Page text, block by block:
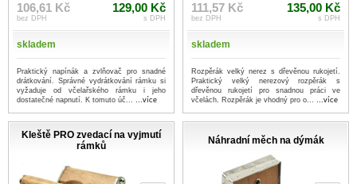
106,61 Kč
bez DPH
129,00 Kč
s DPH
skladem
Praktický napínák a zvlňovač pro snadné
drátkování. Správné vydrátkování rámku si
vyžaduje od včelařského rámku i jeho
dostatečné napnutí. K tomuto úč... ...více
111,57 Kč
bez DPH
135,00 Kč
s DPH
skladem
Rozpěrák velký nerez s dřevěnou rukojetí.
Praktický velký nerezový rozpěrák s
dřevěnou rukojetí pro snadnou práci ve
včelách. Rozpěrák je vhodný pro o... ...více
Kleště PRO zvedací na vyjmutí
rámků
Náhradní měch na dýmák